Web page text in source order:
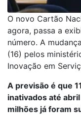
O novo Cartão
agora, passa a
número. A
(16) pelos
Inovação em
A previsão é que
inativados até
milhões já foram